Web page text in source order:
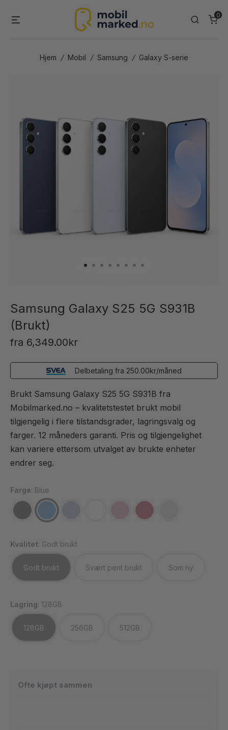
Search
0
Hjem / Mobil / Samsung / Galaxy S-serie
Samsung Galaxy S25 5G S931B
(Brukt)
fra 6,349.00kr
Delbetaling fra 250.00kr/måned
Brukt Samsung Galaxy S25 5G S931B fra
Mobilmarked.no – kvalitetstestet brukt mobil
tilgjengelig i flere tilstandsgrader, lagringsvalg og
farger. 12 måneders garanti. Pris og tilgjengelighet
kan variere ettersom utvalget av brukte enheter
endrer seg.
Farge: Blue
Kvalitet: Godt brukt
Godt brukt Svært pent brukt Som ny
Lagring: 128GB
128GB 256GB 512GB